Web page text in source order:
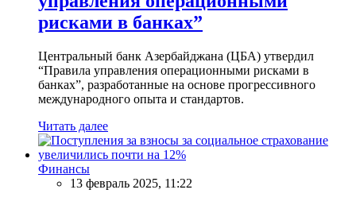
рисками в банках”
Центральный банк Азербайджана (ЦБА) утвердил
“Правила управления операционными рисками в
банках”, разработанные на основе прогрессивного
международного опыта и стандартов.
Читать далее
Финансы
13 февраль 2025, 11:22